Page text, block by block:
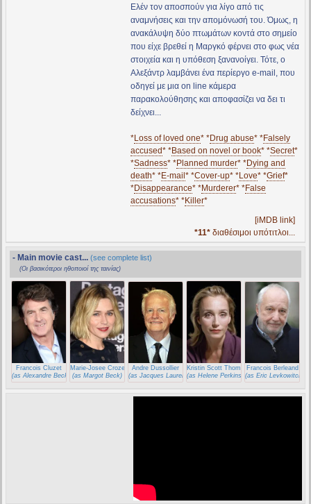
Ελέν τον αποσπούν για λίγο από τις
αναμνήσεις και την απομόνωσή του. Όμως, η
ανακάλυψη δύο πτωμάτων κοντά στο σημείο
που είχε βρεθεί η Μαργκό φέρνει στο φως νέα
στοιχεία και η υπόθεση ξανανοίγει. Τότε, ο
Αλεξάντρ λαμβάνει ένα περίεργο e-mail, που
οδηγεί με μια on line κάμερα
παρακολούθησης και αποφασίζει να δει τι
δείχνει...
*Loss of loved one* *Drug abuse* *Falsely
accused* *Based on novel or book* *Secret*
*Sadness* *Planned murder* *Dying and
death* *E-mail * *Cover-up* *Love* *Grief*
*Disappearance* *Murderer* *False
accusations* *Killer*
[iMDB link]
*11* διαθέσιμοι υπότιτλοι...
- Main movie cast... (see complete list)
(Οι βασικότεροι ηθοποιοί της ταινίας)
Francois Cluzet
(as Alexandre Beck)
Marie-Josee Croze
(as Margot Beck)
Andre Dussollier
(as Jacques Laurentin)
Kristin Scott Thomas
(as Helene Perkins)
Francois Berleand
(as Eric Levkowitch)